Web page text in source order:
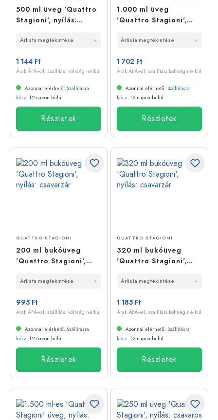
500 ml üveg 'Quattro
Stagioni', nyílás:
Árlista megtekintése
1 144 Ft
Árak ÁFÁ-val, szállítási költség nélkül
Azonnal elérhető. Szállításra
kész: 1-2 napon belül
Részletek
1.000 ml üveg
'Quattro Stagioni',
Árlista megtekintése
1 702 Ft
Árak ÁFÁ-val, szállítási költség nélkül
Azonnal elérhető. Szállításra
kész: 1-2 napon belül
Részletek
QUATTRO STAGIONI
200 ml bukóüveg
'Quattro Stagioni',
Árlista megtekintése
995 Ft
Árak ÁFÁ-val, szállítási költség nélkül
Azonnal elérhető. Szállításra
kész: 1-2 napon belül
Részletek
QUATTRO STAGIONI
320 ml bukóüveg
'Quattro Stagioni',
Árlista megtekintése
1 185 Ft
Árak ÁFÁ-val, szállítási költség nélkül
Azonnal elérhető. Szállításra
kész: 1-2 napon belül
Részletek